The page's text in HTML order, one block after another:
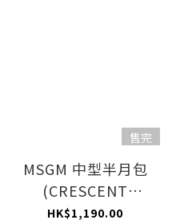
售完
MSGM 中型半月包
(CRESCENT
BLACK)
HK$1,190.00